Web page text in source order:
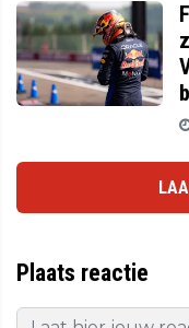
Plaats reactie